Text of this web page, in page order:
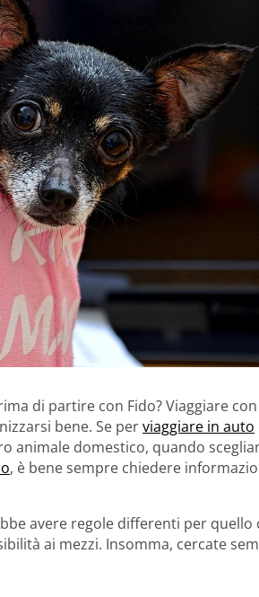
di partire con Fido? Viaggiare
bene. Se perviaggiare in auto
animale domestico, quando
, è bene sempre chiedere
avere regole differenti per quello
ai mezzi. Insomma, cercate